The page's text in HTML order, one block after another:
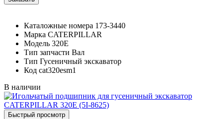
Каталожные номера 173-3440
Марка CATERPILLAR
Модель 320E
Тип запчасти Вал
Тип Гусеничный экскаватор
Код cat320esm1
В наличии